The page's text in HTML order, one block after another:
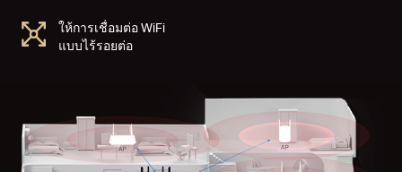
ให้การเชื่อมต่อ WiFi
แบบไร้รอยต่อ